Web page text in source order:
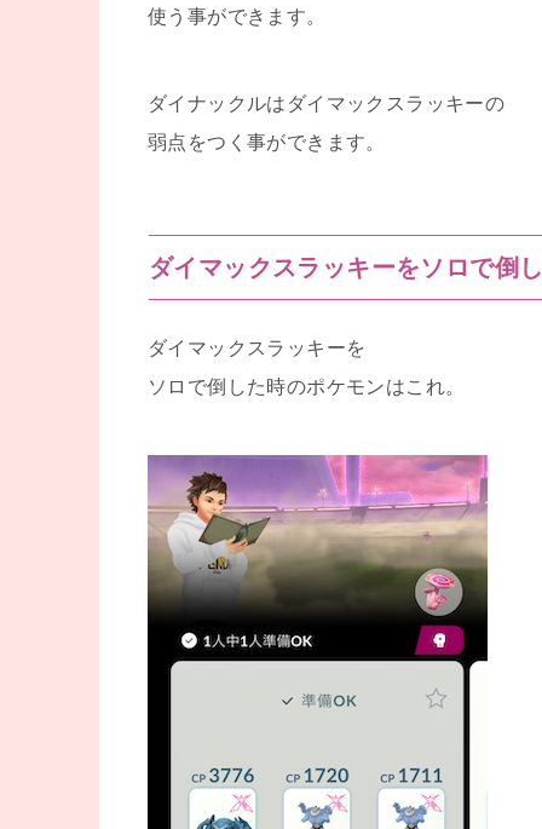
使う事ができます。
ダイナックルはダイマックスラッキーの
弱点をつく事ができます。
ダイマックスラッキーをソロで倒
ダイマックスラッキーを
ソロで倒した時のポケモンはこれ。